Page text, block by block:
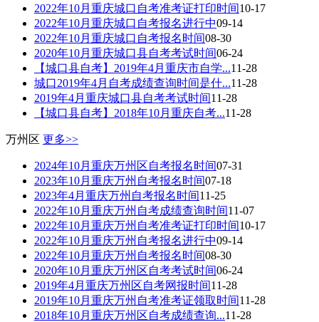
2022年10月重庆城口自考准考证打印时间10-17
2022年10月重庆城口自考报名进行中09-14
2022年10月重庆城口自考报名时间08-30
2020年10月重庆城口县自考考试时间06-24
【城口县自考】2019年4月重庆市自学...11-28
城口2019年4月自考成绩查询时间是什...11-28
2019年4月重庆城口县自考考试时间11-28
【城口县自考】2018年10月重庆自考...11-28
万州区 更多>>
2024年10月重庆万州区自考报名时间07-31
2023年10月重庆万州自考报名时间07-18
2023年4月重庆万州自考报名时间11-25
2022年10月重庆万州自考成绩查询时间11-07
2022年10月重庆万州自考准考证打印时间10-17
2022年10月重庆万州自考报名进行中09-14
2022年10月重庆万州自考报名时间08-30
2020年10月重庆万州区自考考试时间06-24
2019年4月重庆万州区自考网报时间11-28
2019年10月重庆万州自考准考证领取时间11-28
2018年10月重庆万州区自考成绩查询...11-28